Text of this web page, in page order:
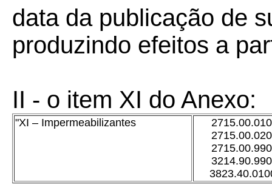
data da publicação de
produzindo efeitos a
II - o item XI do Anexo:
"XI – Impermeabilizantes